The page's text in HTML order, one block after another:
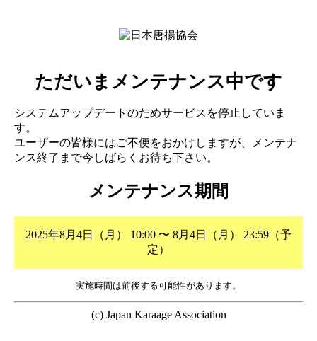
ただいまメンテナンス中です
システムアップデートのためサービスを停止していま
す。
ユーザーの皆様にはご不便をおかけしますが、メンテナ
ンス終了まで今しばらくお待ち下さい。
メンテナンス期間
2025年8月4日（月） 10:00 〜 8月4日（月） 23:59（予
定）
実施時間は前後する可能性があります。
(c) Japan Karaage Association